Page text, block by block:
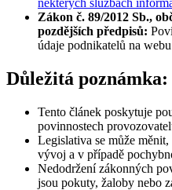
některých službách
Zákon č. 89/2012 Sb.,
pozdějších předpisů:
údaje podnikatelů na
Důležitá poznámka:
Tento článek poskytuje
povinnostech
Legislativa se může
vývoj a v případě
Nedodržení zákonných
jsou pokuty, žaloby nebo